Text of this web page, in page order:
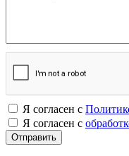
Я согласен с
Я согласен с